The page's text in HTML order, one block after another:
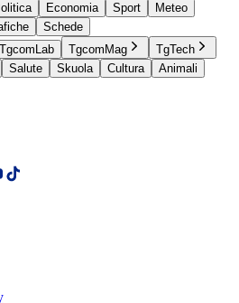
Economia Sport
Meteo
Schede
TgcomLab TgcomMag
TgTech
Salute Skuola Cultura
Animali